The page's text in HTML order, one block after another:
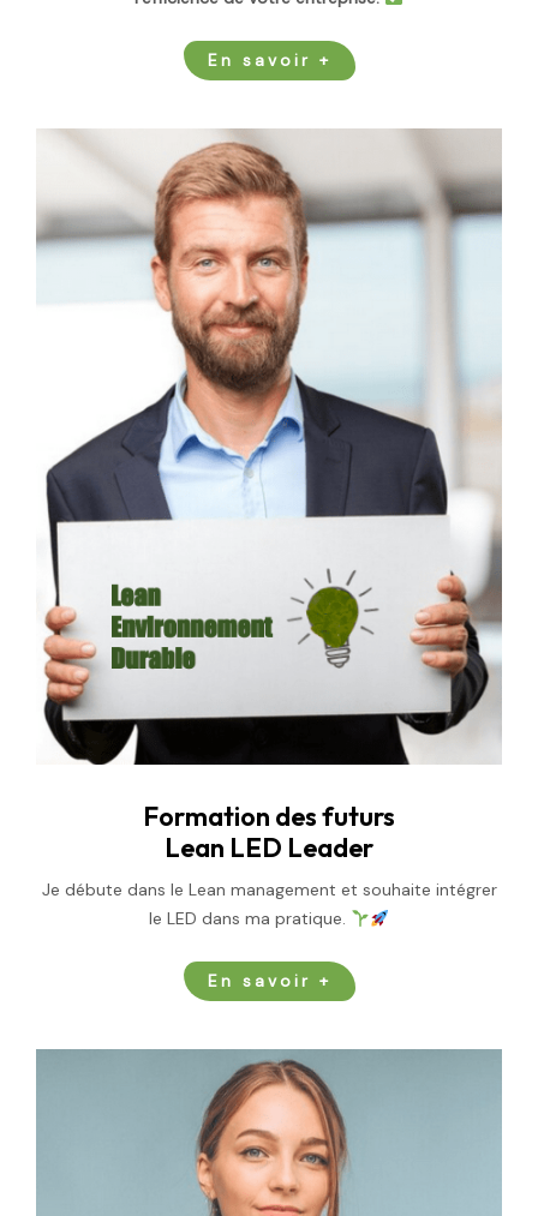
En savoir +
Formation des futurs
Lean LED Leader
Je débute dans le Lean management et souhaite intégrer
le LED dans ma pratique.
En savoir +